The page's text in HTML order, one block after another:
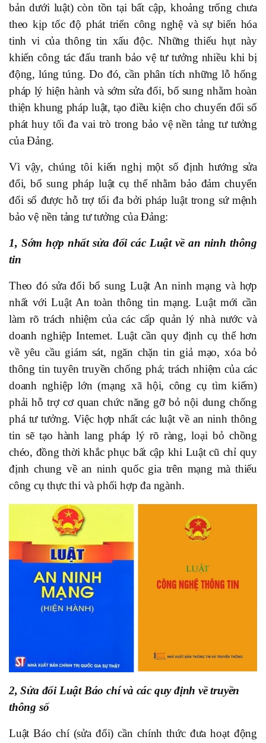
bản dưới luật) còn tồn tại bất cập, khoảng trống chưa
theo kịp tốc độ phát triển công nghệ và sự biến hóa
tinh vi của thông tin xấu độc. Những thiếu hụt này
khiến công tác đấu tranh bảo vệ tư tưởng nhiều khi bị
động, lúng túng. Do đó, cần phân tích những lỗ hổng
pháp lý hiện hành và sớm sửa đổi, bổ sung nhằm hoàn
thiện khung pháp luật, tạo điều kiện cho chuyển đổi số
phát huy tối đa vai trò trong bảo vệ nền tảng tư tưởng
của Đảng.
Vì vậy, chúng tôi kiến nghị một số định hướng sửa
đổi, bổ sung pháp luật cụ thể nhằm bảo đảm chuyển
đổi số được hỗ trợ tối đa bởi pháp luật trong sứ mệnh
bảo vệ nền tảng tư tưởng của Đảng:
1, Sớm hợp nhất sửa đổi các Luật về an ninh thông
tin
Theo đó sửa đổi bổ sung Luật An ninh mạng và hợp
nhất với Luật An toàn thông tin mạng. Luật mới cần
làm rõ trách nhiệm của các cấp quản lý nhà nước và
doanh nghiệp Internet. Luật cần quy định cụ thể hơn
về yêu cầu giám sát, ngăn chặn tin giả mạo, xóa bỏ
thông tin tuyên truyền chống phá; trách nhiệm của các
doanh nghiệp lớn (mạng xã hội, công cụ tìm kiếm)
phải hỗ trợ cơ quan chức năng gỡ bỏ nội dung chống
phá tư tưởng. Việc hợp nhất các luật về an ninh thông
tin sẽ tạo hành lang pháp lý rõ ràng, loại bỏ chồng
chéo, đồng thời khắc phục bất cập khi Luật cũ chỉ quy
định chung về an ninh quốc gia trên mạng mà thiếu
công cụ thực thi và phối hợp đa ngành.
2, Sửa đổi Luật Báo chí và các quy định về truyền
thông số
Luật Báo chí (sửa đổi) cần chính thức đưa hoạt động